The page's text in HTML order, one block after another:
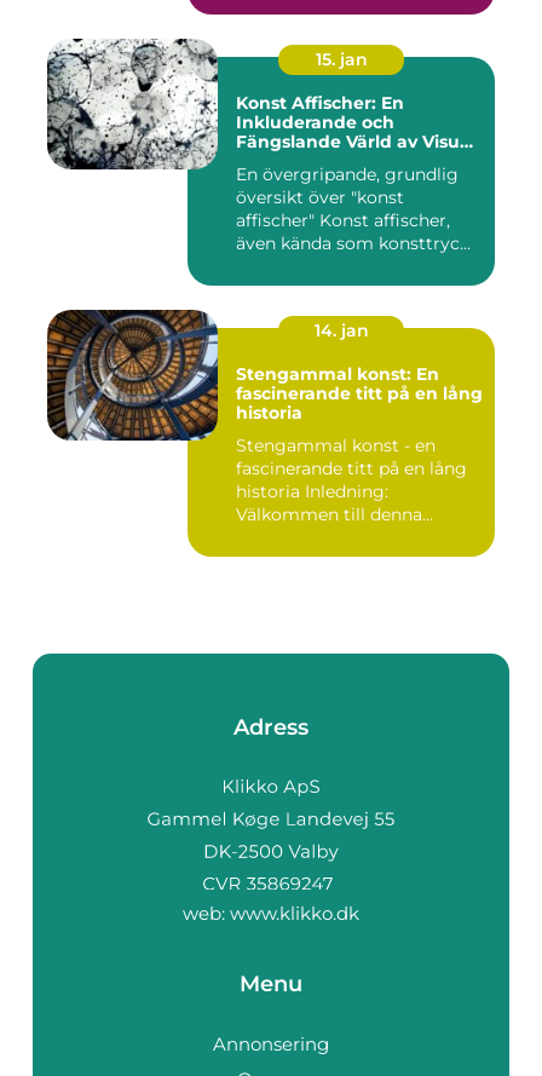
15. jan
Konst Affischer: En
Inkluderande och
Fängslande Värld av Visuell
En övergripande, grundlig
översikt över "konst
affischer" Konst affischer,
även kända som konsttryc...
14. jan
Stengammal konst: En
fascinerande titt på en lång
historia
Stengammal konst - en
fascinerande titt på en lång
historia Inledning:
Välkommen till denna
Adress
web: www.klikko.dk
Menu
Annonsering